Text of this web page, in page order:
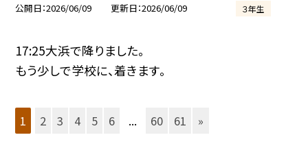
公開日 2026/06/09 更新日 2026/06/09 ３年生
17:25大浜で降りました。
もう少しで学校に、着きます。
1 2 3 4 5 6 ... 60 61 »